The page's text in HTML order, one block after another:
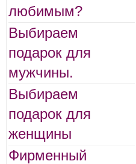
любимым?
Выбираем
подарок для
мужчины.
Выбираем
подарок для
женщины
Фирменный